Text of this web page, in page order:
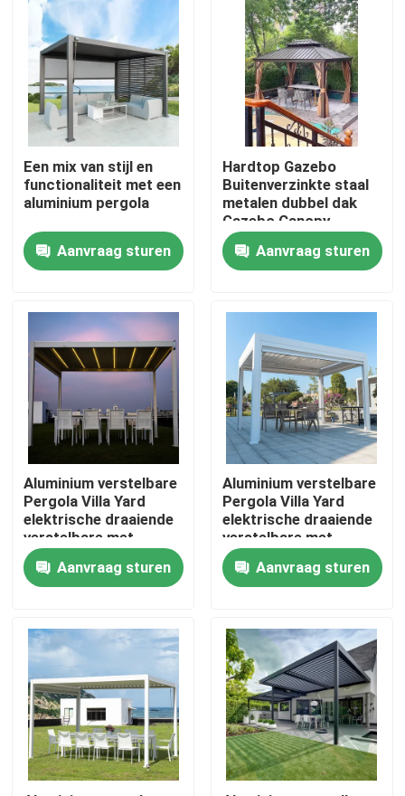
Huis
Producten
Ongeveer ons
Fabrieksreis
Kwaliteitscontrole
Contacteer ons
Verzoek om een Citaat
De Pergola van het aluminiumterras
De Pergola van aluminiumlouvered
Een mix van stijl en
functionaliteit met een
aluminium pergola
Aanvraag sturen
Hardtop Gazebo
Buitenverzinkte staal
metalen dubbel dak
Gazebo Canopy
Aanvraag sturen
Aluminium verstelbare
Pergola Villa Yard
elektrische draaiende
verstelbare met
uittrekbaar dak
Aanvraag sturen
Aluminium verstelbare
Pergola Villa Yard
elektrische draaiende
verstelbare met
uittrekbaar dak
Aanvraag sturen